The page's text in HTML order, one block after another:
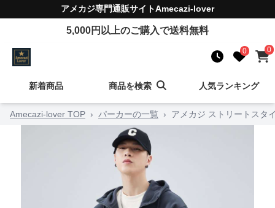
アメカジ専門通販サイトAmecazi-lover
5,000円以上のご購入で送料無料
0 0
新着商品 商品を検索 人気ランキング
Amecazi-lover TOP › パーカーの一覧 › アメカジ ストリートスタ